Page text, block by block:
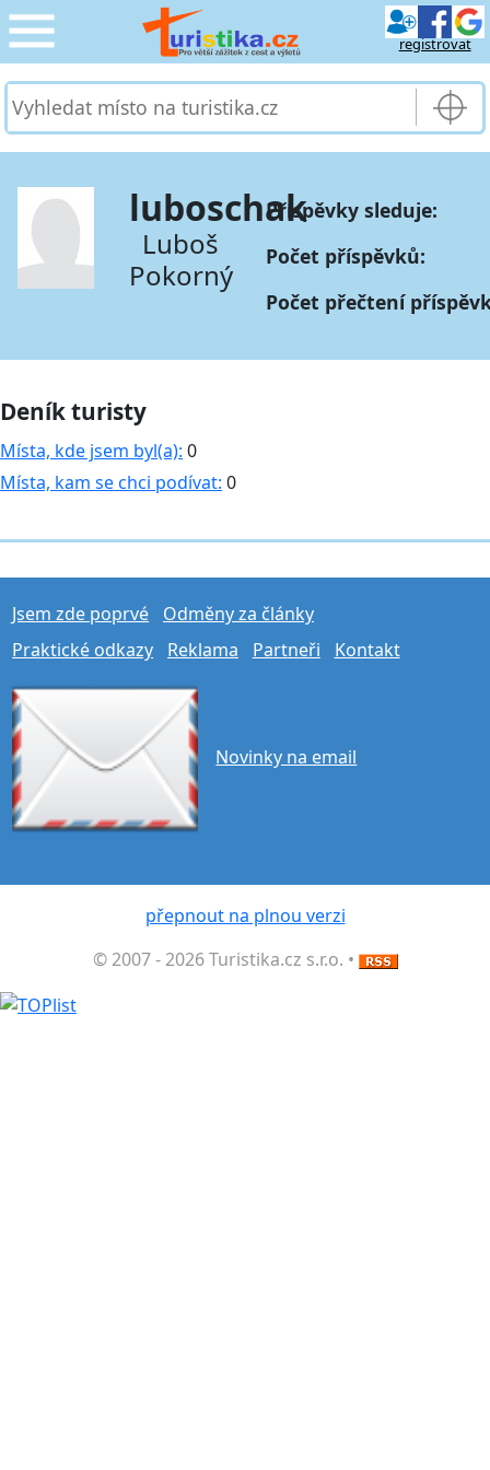
registrovat
CESTOVÁNÍ
SLUŽBY & DOPRAVA ›
PRO TURISTY ›
MOJE TURISTIKA ›
luboschak
Luboš
Pokorný
Příspěvky sleduje:
Počet příspěvků:
Počet přečtení
Deník turisty
Místa, kde jsem byl(a): 0
Místa, kam se chci podívat: 0
Jsem zde poprvé
Odměny za články
Praktické odkazy
Reklama Partneři Kontakt
Novinky na email
přepnout na plnou verzi
© 2007 - 2026 Turistika.cz s.r.o. •